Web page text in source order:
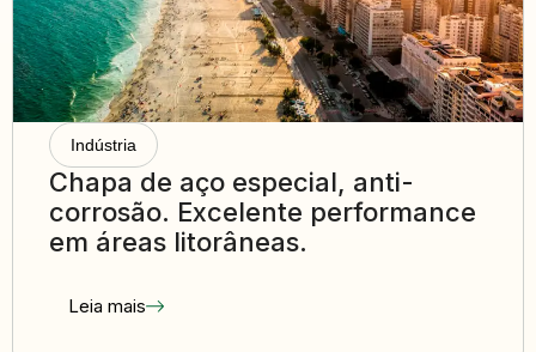
Indústria
Chapa de aço especial, anti-
corrosão. Excelente performance
em áreas litorâneas.
Leia mais